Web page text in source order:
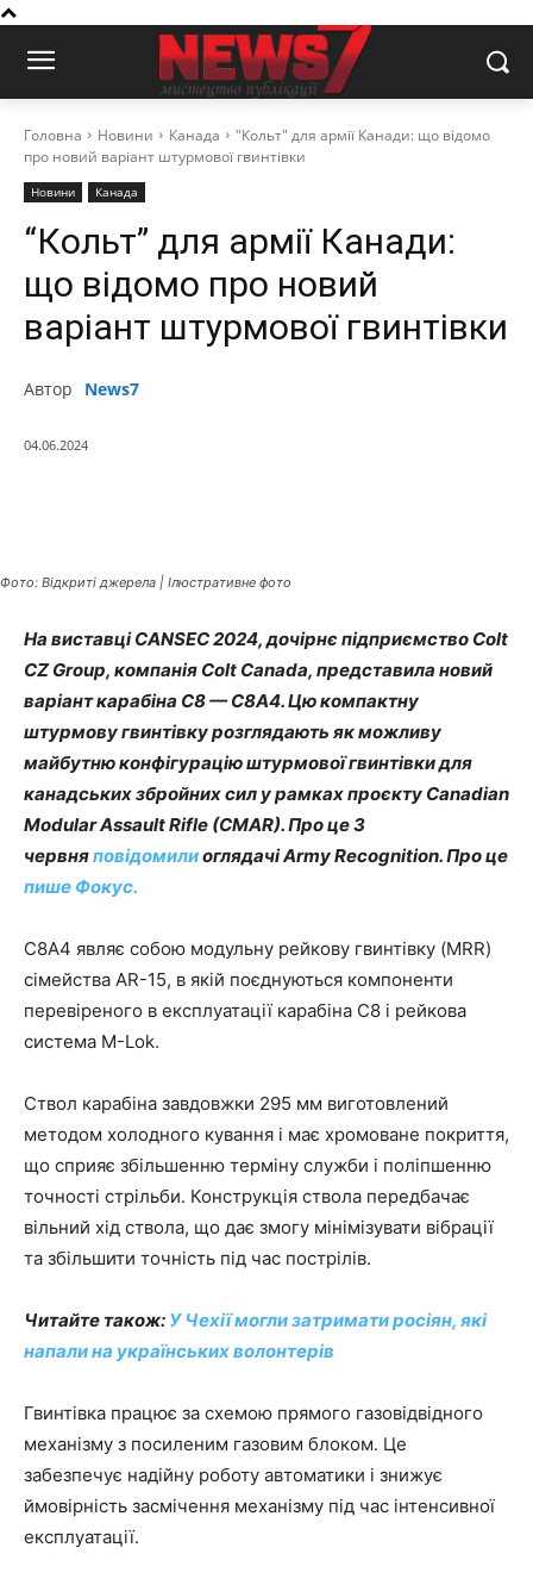
Головна Новини Канада
"Кольт" для армії Канади: що відомо
про новий варіант штурмової гвинтівки
Новини Канада
“Кольт” для армії Канади:
що відомо про новий
варіант штурмової гвинтівки
Автор News7
04.06.2024
Фото: Відкриті джерела | Ілюстративне фото
На виставці CANSEC 2024, дочірнє підприємство Colt
CZ Group, компанія Colt Canada, представила новий
варіант карабіна C8 — C8A4. Цю компактну
штурмову гвинтівку розглядають як можливу
майбутню конфігурацію штурмової гвинтівки для
канадських збройних сил у рамках проєкту Canadian
Modular Assault Rifle (CMAR). Про це 3
червняповідомилиоглядачі Army Recognition. Про це
пише Фокус.
C8A4 являє собою модульну рейкову гвинтівку (MRR)
сімейства AR-15, в якій поєднуються компоненти
перевіреного в експлуатації карабіна C8 і рейкова
система M-Lok.
Ствол карабіна завдовжки 295 мм виготовлений
методом холодного кування і має хромоване покриття,
що сприяє збільшенню терміну служби і поліпшенню
точності стрільби. Конструкція ствола передбачає
вільний хід ствола, що дає змогу мінімізувати вібрації
та збільшити точність під час пострілів.
Читайте також: У Чехії могли затримати росіян, які
напали на українських волонтерів
Гвинтівка працює за схемою прямого газовідвідного
механізму з посиленим газовим блоком. Це
забезпечує надійну роботу автоматики і знижує
ймовірність засмічення механізму під час інтенсивної
експлуатації.